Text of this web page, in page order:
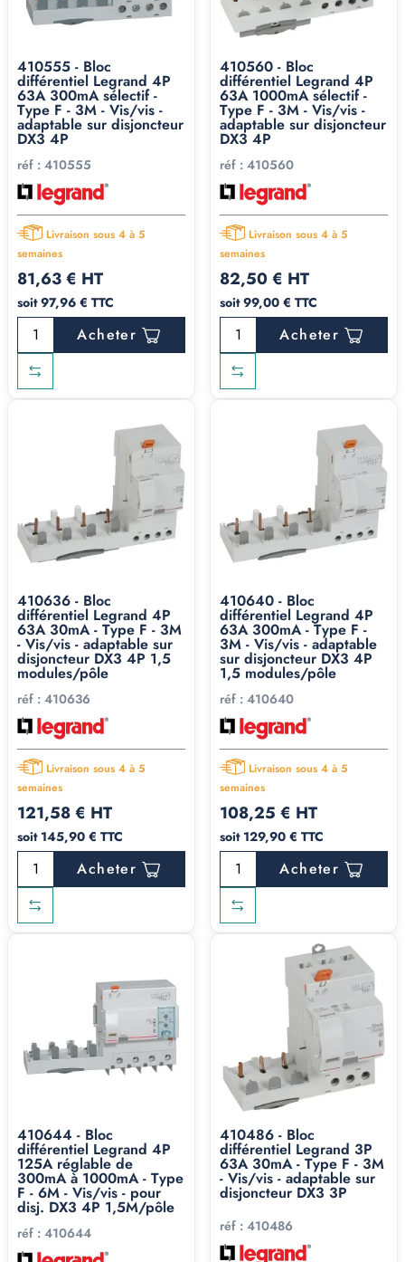
410555 - Bloc
différentiel Legrand 4P
63A 300mA sélectif -
Type F - 3M - Vis/vis -
adaptable sur disjoncteur
DX3 4P
réf : 410555
Livraison sous 4 à 5
semaines
81,63 € HT
soit 97,96 € TTC
Acheter
410560 - Bloc
différentiel Legrand 4P
63A 1000mA sélectif -
Type F - 3M - Vis/vis -
adaptable sur disjoncteur
DX3 4P
réf : 410560
Livraison sous 4 à 5
semaines
82,50 € HT
soit 99,00 € TTC
Acheter
410636 - Bloc
différentiel Legrand 4P
63A 30mA - Type F - 3M
- Vis/vis - adaptable sur
disjoncteur DX3 4P 1,5
modules/pôle
réf : 410636
Livraison sous 4 à 5
semaines
121,58 € HT
soit 145,90 € TTC
Acheter
410640 - Bloc
différentiel Legrand 4P
63A 300mA - Type F -
3M - Vis/vis - adaptable
sur disjoncteur DX3 4P
1,5 modules/pôle
réf : 410640
Livraison sous 4 à 5
semaines
108,25 € HT
soit 129,90 € TTC
Acheter
410644 - Bloc
différentiel Legrand 4P
125A réglable de
300mA à 1000mA - Type
F - 6M - Vis/vis - pour
disj. DX3 4P 1,5M/pôle
réf : 410644
410486 - Bloc
différentiel Legrand 3P
63A 30mA - Type F - 3M
- Vis/vis - adaptable sur
disjoncteur DX3 3P
réf : 410486